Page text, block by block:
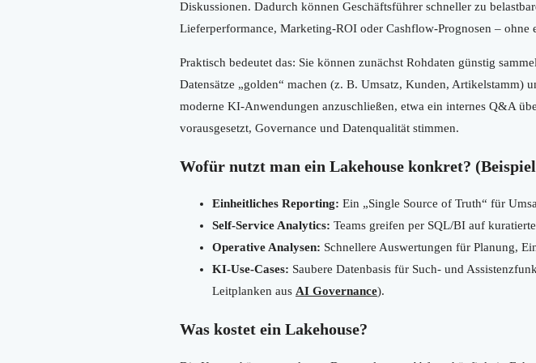
Diskussionen. Dadurch können Geschäftsführer schneller zu
Lieferperformance, Marketing-ROI oder Cashflow-Prognosen – ohne
Praktisch bedeutet das: Sie können zunächst Rohdaten günstig
Datensätze „golden“ machen (z. B. Umsatz, Kunden, Artikelstamm)
moderne KI-Anwendungen anzuschließen, etwa ein internes Q&A
vorausgesetzt, Governance und Datenqualität stimmen.
Wofür nutzt man ein Lakehouse konkret?
Einheitliches Reporting: Ein „Single Source of Truth“ für
Self-Service Analytics: Teams greifen per SQL/BI auf
Operative Analysen: Schnellere Auswertungen für Planung,
KI-Use-Cases: Saubere Datenbasis für Such- und
Leitplanken aus AI Governance).
Was kostet ein Lakehouse?